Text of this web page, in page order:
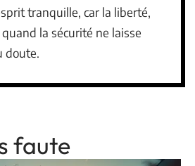
tranquille, car la liberté,
la sécurité ne laisse
doute.
faute